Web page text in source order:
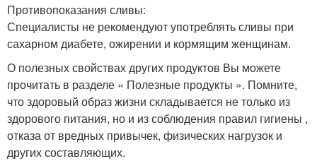
Противопоказания сливы:
Специалисты не рекомендуют употреблять сливы при
сахарном диабете, ожирении и кормящим женщинам.
О полезных свойствах других продуктов Вы можете
прочитать в разделе « Полезные продукты ». Помните,
что здоровый образ жизни складывается не только из
здорового питания, но и из соблюдения правил гигиены ,
отказа от вредных привычек, физических нагрузок и
других составляющих.